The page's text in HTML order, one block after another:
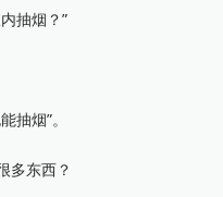
抽烟？”
烟”。
东西？